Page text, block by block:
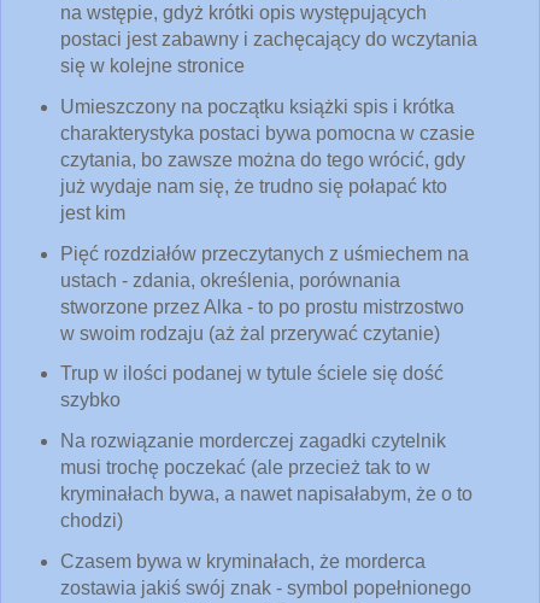
na wstępie, gdyż krótki opis występujących
postaci jest zabawny i zachęcający do wczytania
się w kolejne stronice
Umieszczony na początku książki spis i krótka
charakterystyka postaci bywa pomocna w czasie
czytania, bo zawsze można do tego wrócić, gdy
już wydaje nam się, że trudno się połapać kto
jest kim
Pięć rozdziałów przeczytanych z uśmiechem na
ustach - zdania, określenia, porównania
stworzone przez Alka - to po prostu mistrzostwo
w swoim rodzaju (aż żal przerywać czytanie)
Trup w ilości podanej w tytule ściele się dość
szybko
Na rozwiązanie morderczej zagadki czytelnik
musi trochę poczekać (ale przecież tak to w
kryminałach bywa, a nawet napisałabym, że o to
chodzi)
Czasem bywa w kryminałach, że morderca
zostawia jakiś swój znak - symbol popełnionego